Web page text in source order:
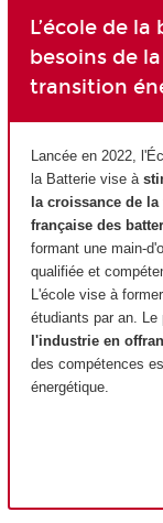
L’école de
besoins de
transition
Lancée en 2022,
la Batterie vise à
la croissance de
française des
formant une main-
qualifiée et
L'école vise à
étudiants par an. Le
l'industrie en
des compétences
énergétique.